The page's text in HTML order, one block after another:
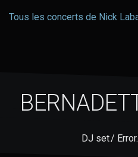
Tous les concerts de Nick
DJ set /